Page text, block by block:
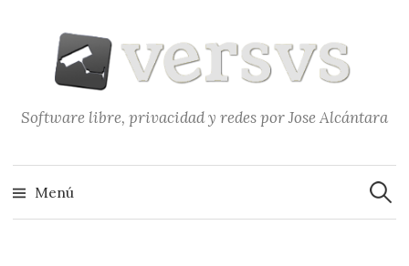
contenido
Software libre, privacidad y redes por Jose Alcántara
Menú